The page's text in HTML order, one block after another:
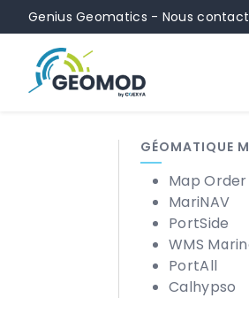
Contenu Navigation
Genius Geomatics - Nous
GÉOMATIQUE
Map Order
MariNAV
PortSide
WMS
PortAll
Calhypso
Panneau de gestion des cookies